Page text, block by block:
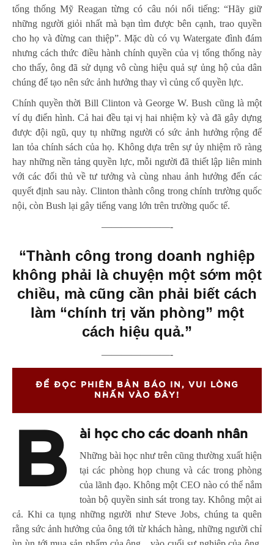
tổng thống Mỹ Reagan từng có câu nói nổi tiếng: “Hãy giữ
những người giỏi nhất mà bạn tìm được bên cạnh, trao quyền
cho họ và đừng can thiệp”. Mặc dù có vụ Watergate đình đám
nhưng cách thức điều hành chính quyền của vị tổng thống này
cho thấy, ông đã sử dụng vô cùng hiệu quả sự ủng hộ của dân
chúng để tạo nên sức ảnh hưởng thay vì củng cố quyền lực.
Chính quyền thời Bill Clinton và George W. Bush cũng là một
ví dụ điển hình. Cả hai đều tại vị hai nhiệm kỳ và đã gây dựng
được đội ngũ, quy tụ những người có sức ảnh hưởng rộng để
lan tỏa chính sách của họ. Không dựa trên sự ủy nhiệm rõ ràng
hay những nền tảng quyền lực, mỗi người đã thiết lập liên minh
với các đối thủ về tư tưởng và cùng nhau ảnh hưởng đến các
quyết định sau này. Clinton thành công trong chính trường quốc
nội, còn Bush lại gây tiếng vang lớn trên trường quốc tế.
———————-
“Thành công trong doanh nghiệp
không phải là chuyện một sớm một
chiều, mà cũng cần phải biết cách
làm “chính trị văn phòng” một
cách hiệu quả.”
———————-
ĐỂ ĐỌC PHIÊN BẢN BÁO IN, VUI LÒNG
NHẤN VÀO ĐÂY!
B ài học cho các doanh nhân
Những bài học như trên cũng thường xuất hiện
tại các phòng họp chung và các trong phòng
của lãnh đạo. Không một CEO nào có thể nắm
toàn bộ quyền sinh sát trong tay. Không một ai
cả. Khi ca tụng những người như Steve Jobs, chúng ta quên
rằng sức ảnh hưởng của ông tới từ khách hàng, những người chỉ